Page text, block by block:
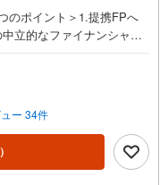
のポイント＞1.提携FPへ
立的なファイナンシャル
ンをご提案できます2.物
さんの情報をご用意して
の物件も多数取り揃えて
をお申し付けください。
築請負所沢店の3階はリフ
ースです。一級建築士を
ー 34件